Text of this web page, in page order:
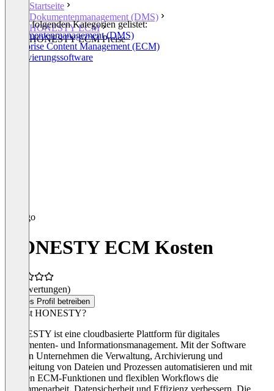
Startseite
Dokumentenmanagement (DMS)
HONESTY ECM
HONESTY ECM Preise
In den folgenden Kategorien gelistet:
Dokumentenmanagement (DMS)
Enterprise Content Management (ECM)
Archivierungssoftware
HONESTY ECM Kosten
(0 Bewertungen)
Dieses Profil betreiben
Was ist HONESTY?
HONESTY ist eine cloudbasierte Plattform für digitales
Dokumenten- und Informationsmanagement. Mit der Software
können Unternehmen die Verwaltung, Archivierung und
Verarbeitung von Dateien und Prozessen automatisieren und mit
smarten ECM-Funktionen und flexiblen Workflows die